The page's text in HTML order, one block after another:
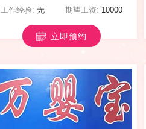
工作经验:10年以上 期望工资:8000
立即预约